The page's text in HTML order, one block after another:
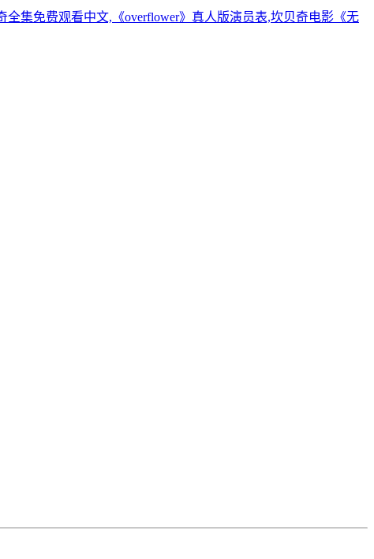
集免费观看中文,《overflower》真人版演员表,坎贝奇电影《无